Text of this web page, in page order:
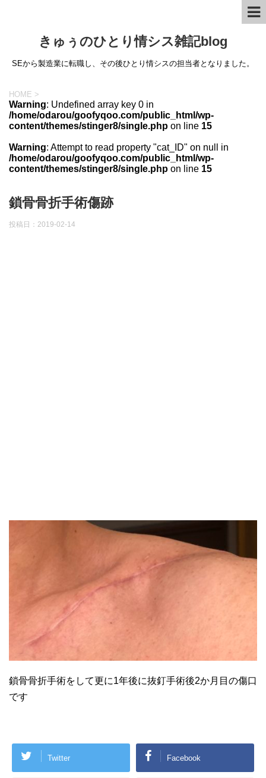
きゅぅのひとり情シス雑記blog
SEから製造業に転職し、その後ひとり情シスの担当者となりました。
HOME >
Warning: Undefined array key 0 in
/home/odarou/goofyqoo.com/public_html/wp-
content/themes/stinger8/single.php on line 15
Warning: Attempt to read property "cat_ID" on null in
/home/odarou/goofyqoo.com/public_html/wp-
content/themes/stinger8/single.php on line 15
鎖骨骨折手術傷跡
投稿日： 2019-02-14
鎖骨骨折手術をして更に1年後に抜釘手術後2か月目の傷口
です
Twitter Facebook